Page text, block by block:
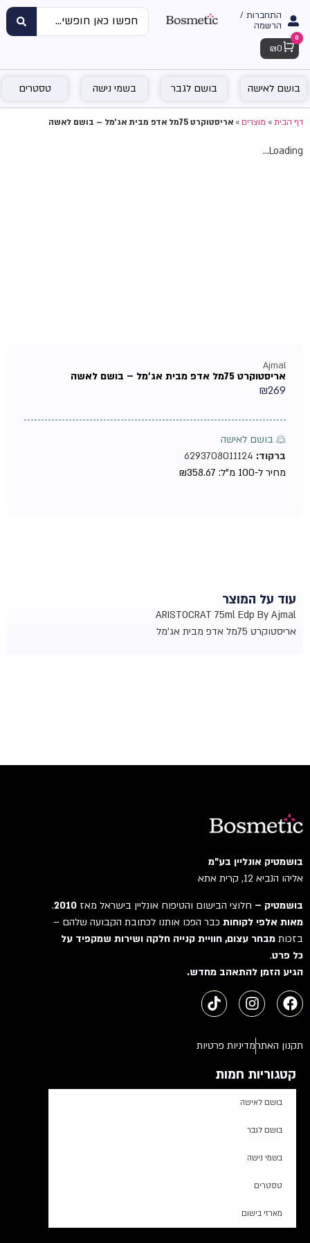
התחברות /
הרשמה
Cart
0
₪ 0
בושם לאישה בושם לגבר בשמי נישה טסטרים
דף הבית»מוצרים»אריסטוקרט 75מל אדפ מבית אג'מל – בושם לאשה
Loading...
Ajmal
אריסטוקרט 75מל אדפ מבית אג'מל – בושם לאשה
₪269
♀ בושם לאישה
ברקוד:6293708011124
מחיר ל-100 מ"ל:
₪358.67
עוד על המוצר
ARISTOCRAT 75ml Edp By Ajmal
אריסטוקרט 75מל אדפ מבית אג'מל
בושמטיק אונליין בע"מ
אליהו הנביא 12, קרית אתא
בושמטיק –חלוצי הבישום והטיפוח אונליין בישראל מאז2010
.
מאות אלפי לקוחותכבר הפכו אותנו לכתובת הקבועה שלהם –
בזכותמבחר עצום, חוויית קנייה חלקה ושירות שמקפיד על
כל פרט.
הגיע הזמן להתאהב מחדש.
תקנון האתרמדיניות פרטיות
קטגוריות חמות
בושם לאישה
בושם לגבר
בשמי נישה
טסטרים
מארזי בישום